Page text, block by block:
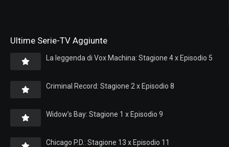
Ultime Serie-TV Aggiunte
La leggenda di Vox Machina: Stagione 4 x Episodio 5
Criminal Record: Stagione 2 x Episodio 8
Widow’s Bay: Stagione 1 x Episodio 9
Chicago P.D.: Stagione 13 x Episodio 11